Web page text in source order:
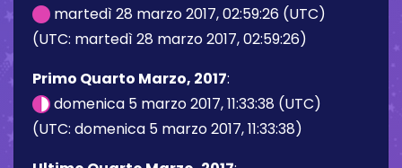
martedì 28 marzo 2017, 02:59:26 (UTC)
(UTC: martedì 28 marzo 2017, 02:59:26)
Primo Quarto Marzo, 2017:
domenica 5 marzo 2017, 11:33:38 (UTC)
(UTC: domenica 5 marzo 2017, 11:33:38)